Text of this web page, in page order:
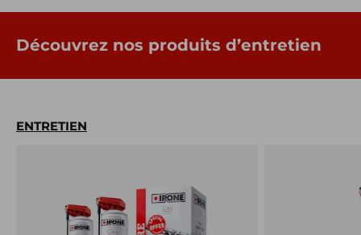
Découvrez nos produits d’entretien
ENTRETIEN